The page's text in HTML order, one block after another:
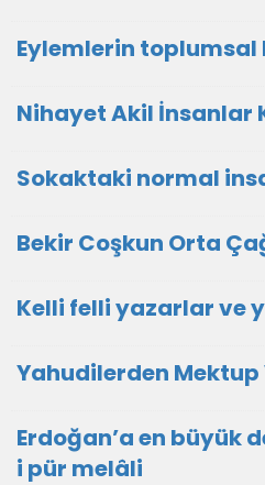
Eylemlerin toplumsal
Nihayet Akil İnsanlar
Sokaktaki normal
Bekir Coşkun Orta
Kelli felli yazarlar ve
Yahudilerden Mektup
Erdoğan’a en büyük
i pür melâli